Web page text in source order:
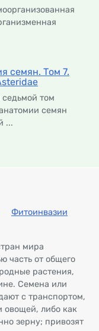
семян. Том 7.
седьмой том
семян
...
Фитоинвазии
мира
часть от общего
растения,
Семена или
с транспортом,
овощей, либо как
зерну; привозят